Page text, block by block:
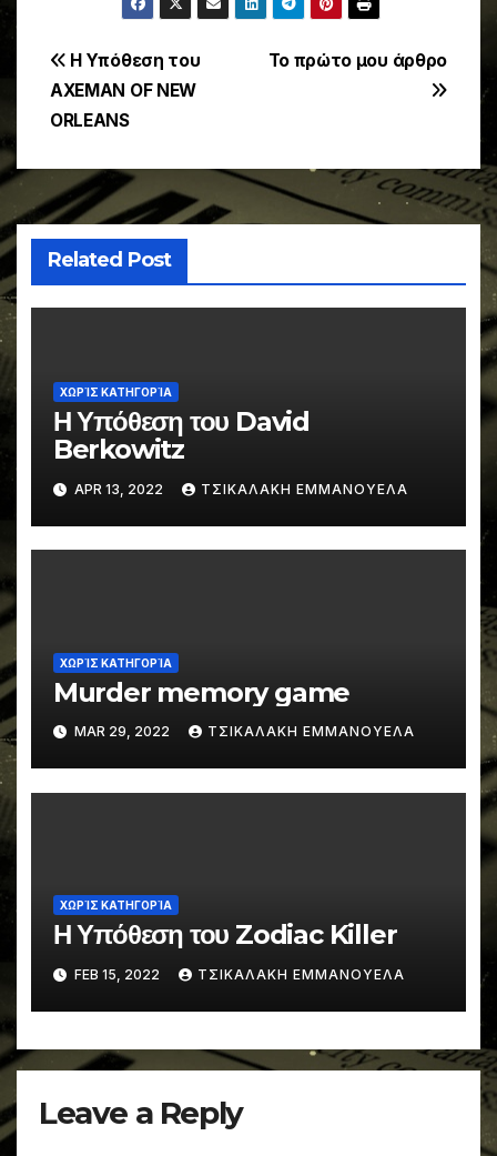
Post
navigation
Το πρώτο μου άρθρο
Η Υπόθεση του
AXEMAN OF NEW
ORLEANS
Related Post
ΧΩΡΊΣ ΚΑΤΗΓΟΡΊΑ
Η Υπόθεση του David
Berkowitz
APR 13, 2022 ΤΣΙΚΑΛΑΚΗ ΕΜΜΑΝΟΥΕΛΑ
ΧΩΡΊΣ ΚΑΤΗΓΟΡΊΑ
Murder memory game
MAR 29, 2022 ΤΣΙΚΑΛΑΚΗ ΕΜΜΑΝΟΥΕΛΑ
ΧΩΡΊΣ ΚΑΤΗΓΟΡΊΑ
Η Υπόθεση του Zodiac Killer
FEB 15, 2022 ΤΣΙΚΑΛΑΚΗ ΕΜΜΑΝΟΥΕΛΑ
Leave a Reply